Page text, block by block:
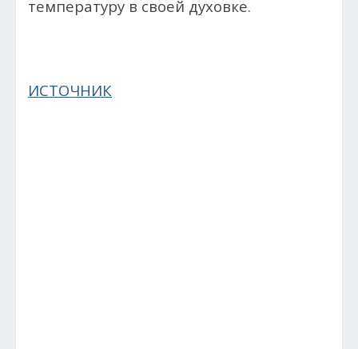
температуру в своей духовке.
ИСТОЧНИК